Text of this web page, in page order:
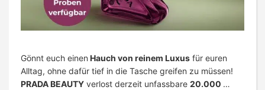
Gönnt euch einen Hauch von reinem Luxus für euren
Alltag, ohne dafür tief in die Tasche greifen zu müssen!
PRADA BEAUTY verlost derzeit unfassbare 20.000 …